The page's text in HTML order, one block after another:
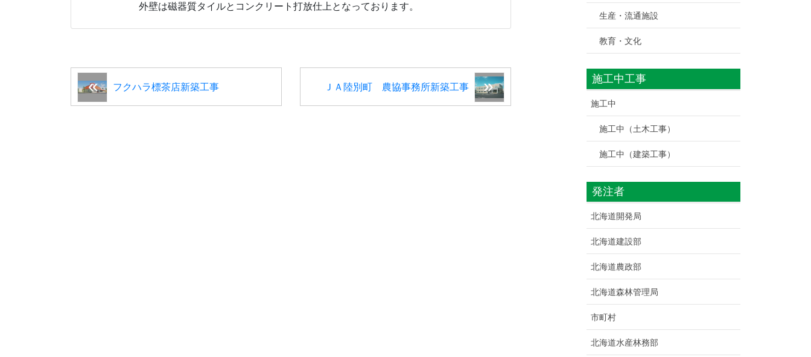
外壁は磁器質タイルとコンクリート打放仕上となっております。
フクハラ標茶店新築工事 ＪＡ陸別町 農協事務所新築工事
生産・流通施設
教育・文化
施工中工事
施工中
施工中（土木工事）
施工中（建築工事）
発注者
北海道開発局
北海道建設部
北海道農政部
北海道森林管理局
市町村
北海道水産林務部